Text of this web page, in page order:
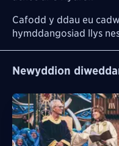
Cafodd y ddau eu
hymddangosiad llys
Newyddion